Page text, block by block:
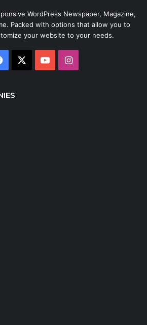
WordPress Newspaper, Magazine,
Packed with options that allow you to
your website to your needs.
Facebook YouTubeInstagram